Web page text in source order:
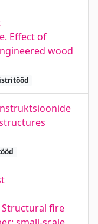
Effect of
wood
fire